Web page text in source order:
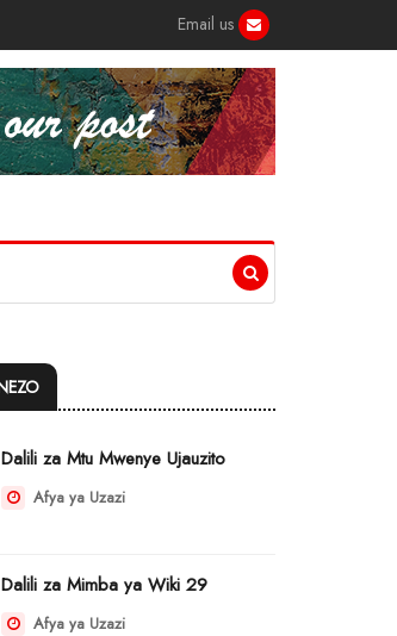
Email us
Dalili za Mtu Mwenye Ujauzito
Afya ya Uzazi
Dalili za Mimba ya Wiki 29
Afya ya Uzazi